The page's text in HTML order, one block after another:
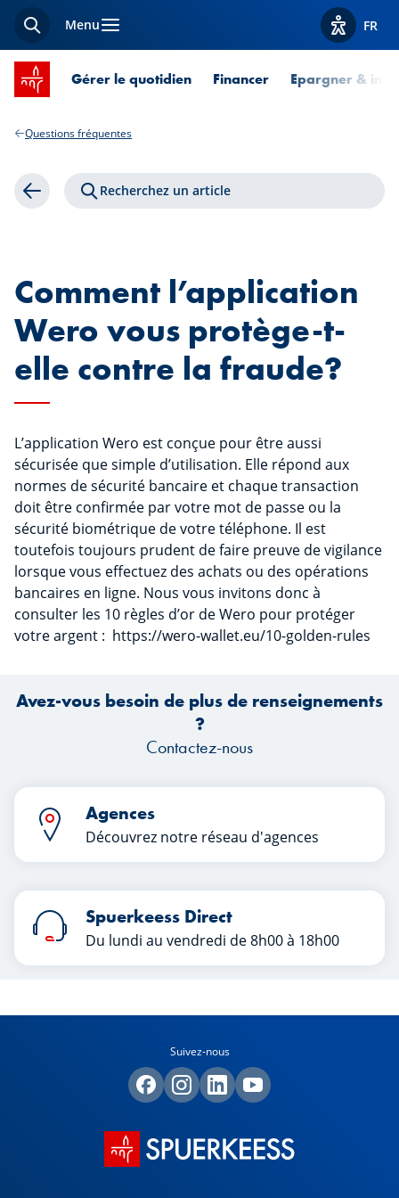
Recherche
Menu Afficher
FR
Accueil SPUERKEESS
Gérer le quotidien Financer Epargner &
Questions fréquentes
Retour Recherchez un article
Comment l’application
Wero vous protège-t-
elle contre la fraude?
L’application Wero est conçue pour être aussi
sécurisée que simple d’utilisation. Elle répond aux
normes de sécurité bancaire et chaque transaction
doit être confirmée par votre mot de passe ou la
sécurité biométrique de votre téléphone. Il est
toutefois toujours prudent de faire preuve de vigilance
lorsque vous effectuez des achats ou des opérations
bancaires en ligne. Nous vous invitons donc à
consulter les 10 règles d’or de Wero pour protéger
votre argent : https://wero-wallet.eu/10-golden-rules
Avez-vous besoin de plus de renseignements
?
Contactez-nous
Agences
Découvrez notre réseau d'agences
Spuerkeess Direct
Du lundi au vendredi de 8h00 à 18h00
Suivez-nous